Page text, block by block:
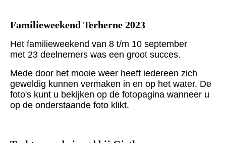
Familieweekend Terherne 2023
Het familieweekend van 8 t/m 10 september
met 23 deelnemers was een groot succes.
Mede door het mooie weer heeft iedereen zich
geweldig kunnen vermaken in en op het water. De
foto's kunt u bekijken op de fotopagina wanneer u
op de onderstaande foto klikt.